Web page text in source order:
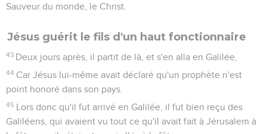
Sauveur du monde, le Christ.
Jésus guérit le fils d'un haut fonctionnaire
43 Deux jours après, il partit de là, et s'en alla en Galilée,
44 Car Jésus lui-même avait déclaré qu'un prophète n'est
point honoré dans son pays.
45 Lors donc qu'il fut arrivé en Galilée, il fut bien reçu des
Galiléens, qui avaient vu tout ce qu'il avait fait à Jérusalem à